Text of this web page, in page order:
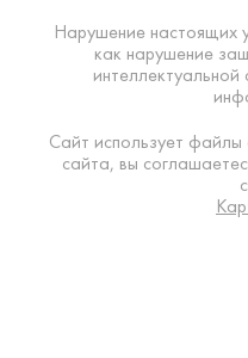
Нарушение настоящих
как нарушение
интеллектуальной
Сайт использует
сайта, вы